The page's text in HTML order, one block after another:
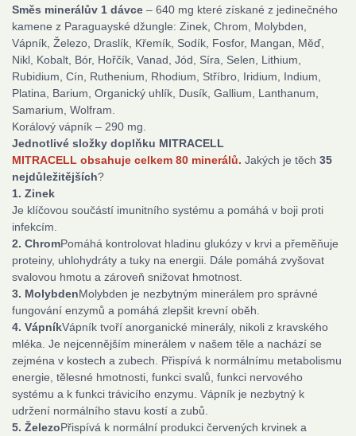
Směs minerálův 1 dávce – 640 mg které získané z jedinečného
kamene z Paraguayské džungle: Zinek, Chrom, Molybden,
Vápník, Železo, Draslík, Křemík, Sodík, Fosfor, Mangan, Měď,
Nikl, Kobalt, Bór, Hořčík, Vanad, Jód, Síra, Selen, Lithium,
Rubidium, Cín, Ruthenium, Rhodium, Stříbro, Iridium, Indium,
Platina, Barium, Organický uhlík, Dusík, Gallium, Lanthanum,
Samarium, Wolfram.
Korálový vápník – 290 mg.
Jednotlivé složky doplňku MITRACELL
MITRACELL obsahuje celkem 80 minerálů. Jakých je těch 35
nejdůležitějších?
1. Zinek
Je klíčovou součástí imunitního systému a pomáhá v boji proti
infekcím.
2. ChromPomáhá kontrolovat hladinu glukózy v krvi a přeměňuje
proteiny, uhlohydráty a tuky na energii. Dále pomáhá zvyšovat
svalovou hmotu a zároveň snižovat hmotnost.
3. MolybdenMolybden je nezbytným minerálem pro správné
fungování enzymů a pomáhá zlepšit krevní oběh.
4. VápníkVápník tvoří anorganické minerály, nikoli z kravského
mléka. Je nejcennějším minerálem v našem těle a nachází se
zejména v kostech a zubech. Přispívá k normálnímu metabolismu
energie, tělesné hmotnosti, funkci svalů, funkci nervového
systému a k funkci trávicího enzymu. Vápník je nezbytný k
udržení normálního stavu kostí a zubů.
5. ŽelezoPřispívá k normální produkci červených krvinek a